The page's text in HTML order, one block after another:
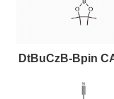
DtBuCzB-Bpin CAS号：
2643331-97-7